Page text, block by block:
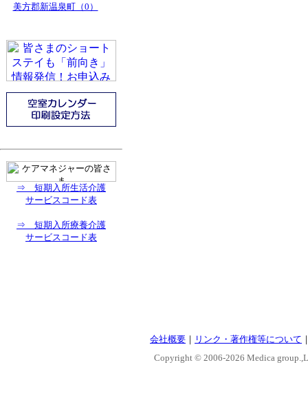
美方郡新温泉町（0）
⇒ 短期入所生活介護
サービスコード表
⇒ 短期入所療養介護
サービスコード表
会社概要 ｜ リンク・著作権等について
Copyright © 2006-2026 Medica